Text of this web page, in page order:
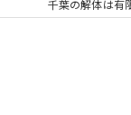
千葉の解体は有